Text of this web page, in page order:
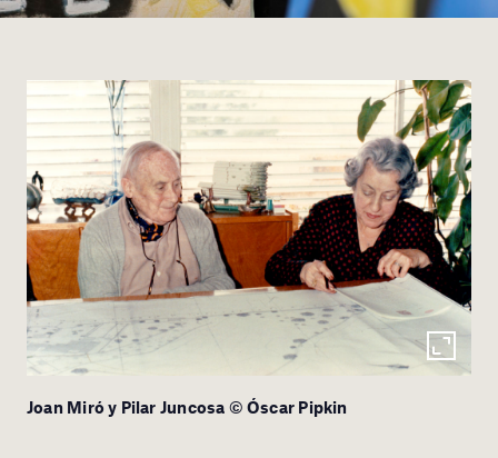
Joan Miró y Pilar Juncosa © Óscar Pipkin